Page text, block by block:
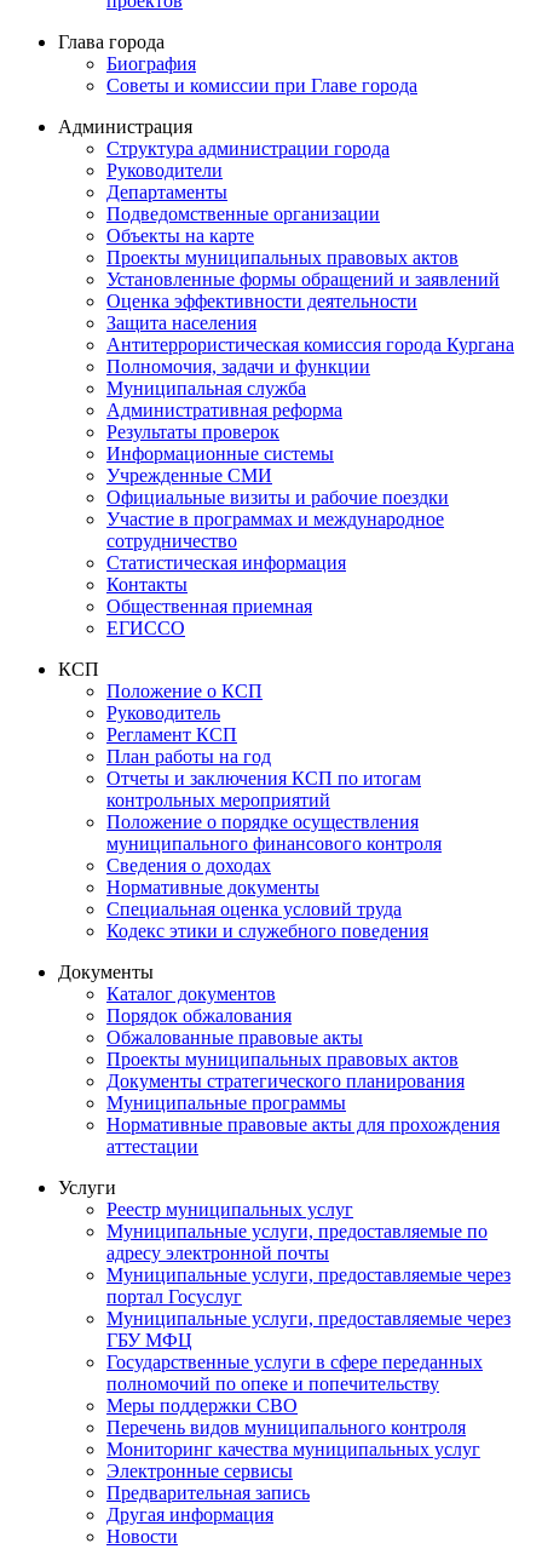
Глава города
Биография
Советы и комиссии при Главе города
Администрация
Структура администрации города
Руководители
Департаменты
Подведомственные организации
Объекты на карте
Проекты муниципальных правовых актов
Установленные формы обращений и заявлений
Оценка эффективности деятельности
Защита населения
Антитеррористическая комиссия города Кургана
Полномочия, задачи и функции
Муниципальная служба
Административная реформа
Результаты проверок
Информационные системы
Учрежденные СМИ
Официальные визиты и рабочие поездки
Участие в программах и международное
сотрудничество
Статистическая информация
Контакты
Общественная приемная
ЕГИССО
КСП
Положение о КСП
Руководитель
Регламент КСП
План работы на год
Отчеты и заключения КСП по итогам
контрольных мероприятий
Положение о порядке осуществления
муниципального финансового контроля
Сведения о доходах
Нормативные документы
Специальная оценка условий труда
Кодекс этики и служебного поведения
Документы
Каталог документов
Порядок обжалования
Обжалованные правовые акты
Проекты муниципальных правовых актов
Документы стратегического планирования
Муниципальные программы
Нормативные правовые акты для прохождения
аттестации
Услуги
Реестр муниципальных услуг
Муниципальные услуги, предоставляемые по
адресу электронной почты
Муниципальные услуги, предоставляемые через
портал Госуслуг
Муниципальные услуги, предоставляемые через
ГБУ МФЦ
Государственные услуги в сфере переданных
полномочий по опеке и попечительству
Меры поддержки СВО
Перечень видов муниципального контроля
Мониторинг качества муниципальных услуг
Электронные сервисы
Предварительная запись
Другая информация
Новости